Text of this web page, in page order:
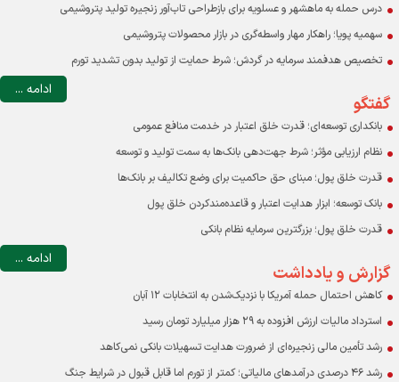
درس حمله به ماهشهر و عسلویه برای بازطراحی تاب‌آور زنجیره تولید پتروشیمی
سهمیه پویا؛ راهکار مهار واسطه‌گری در بازار محصولات پتروشیمی
تخصیص هدفمند سرمایه در گردش؛ شرط حمایت از تولید بدون تشدید تورم
ادامه ...
گفتگو
بانکداری توسعه‌ای؛ قدرت خلق اعتبار در خدمت منافع عمومی
نظام ارزیابی مؤثر؛ شرط جهت‌دهی بانک‌ها به سمت تولید و توسعه
قدرت خلق پول؛ مبنای حق حاکمیت برای وضع تکالیف بر بانک‌ها
بانک توسعه؛ ابزار هدایت اعتبار و قاعده‌مندکردن خلق پول
قدرت خلق پول؛ بزرگترین سرمایه نظام بانکی
ادامه ...
گزارش و یادداشت
کاهش احتمال حمله آمریکا با نزدیک‌شدن به انتخابات ۱۲ آبان
استرداد مالیات ارزش افزوده به ۲۹ هزار میلیارد تومان رسید
رشد تأمین مالی زنجیره‌ای از ضرورت هدایت تسهیلات بانکی نمی‌کاهد
رشد ۴۶ درصدی درآمدهای مالیاتی؛ کمتر از تورم اما قابل قبول در شرایط جنگ